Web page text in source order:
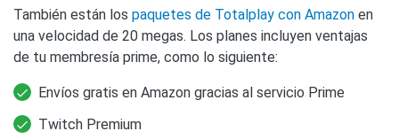
También están los paquetes de Totalplay con Amazon en
una velocidad de 20 megas. Los planes incluyen ventajas
de tu membresía prime, como lo siguiente:
Envíos gratis en Amazon gracias al servicio Prime
Twitch Premium